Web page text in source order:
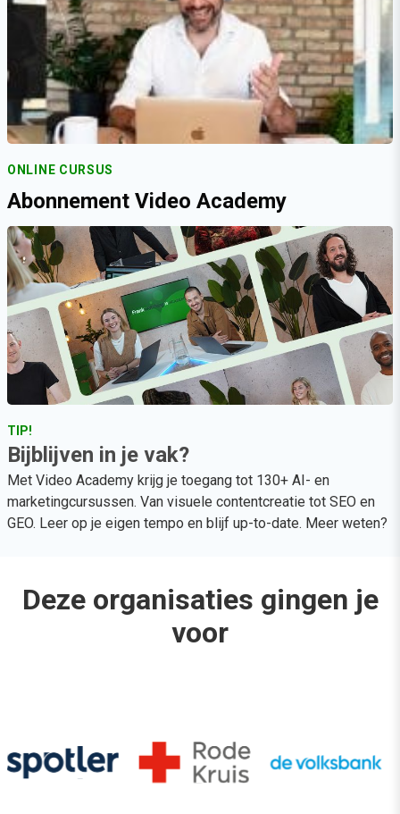
ONLINE CURSUS
Abonnement Video Academy
TIP!
Bijblijven in je vak?
Met Video Academy krijg je toegang tot 130+ AI- en
marketingcursussen. Van visuele contentcreatie tot SEO en
GEO. Leer op je eigen tempo en blijf up-to-date. Meer weten?
Deze organisaties gingen je
voor